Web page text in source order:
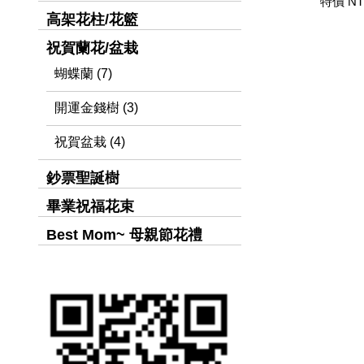
高架花柱/花籃
祝賀蘭花/盆栽
蝴蝶蘭 (7)
開運金錢樹 (3)
祝賀盆栽 (4)
鈔票聖誕樹
畢業祝福花束
Best Mom~ 母親節花禮